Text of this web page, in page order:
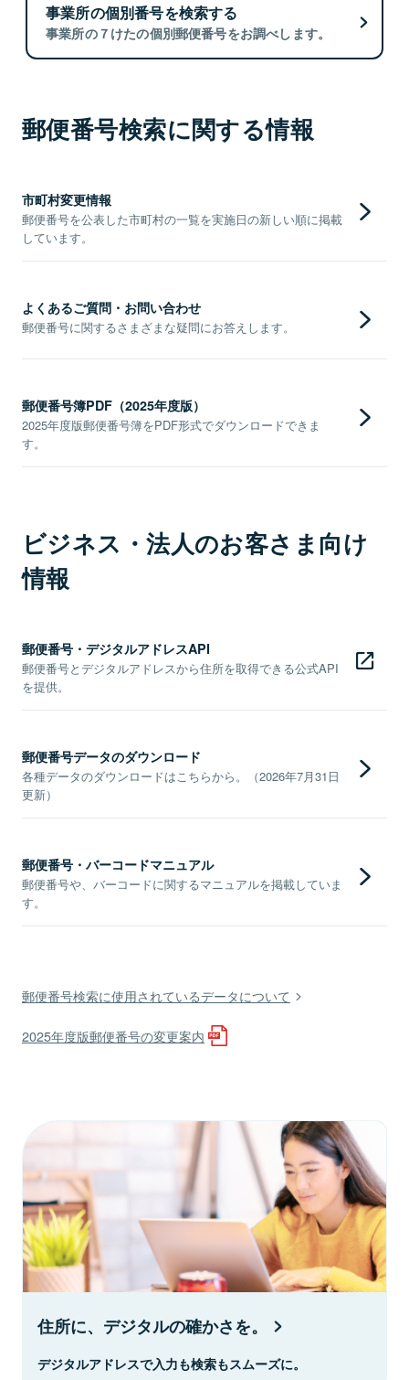
事業所の個別番号を検索する
事業所の７けたの個別郵便番号をお調べします。
郵便番号検索に関する情報
市町村変更情報
郵便番号を公表した市町村の一覧を実施日の新しい順に掲載
しています。
よくあるご質問・お問い合わせ
郵便番号に関するさまざまな疑問にお答えします。
郵便番号簿PDF（2025年度版）
2025年度版郵便番号簿をPDF形式でダウンロードできま
す。
ビジネス・法人のお客さま向け
情報
郵便番号・デジタルアドレスAPI
郵便番号とデジタルアドレスから住所を取得できる公式API
を提供。
郵便番号データのダウンロード
各種データのダウンロードはこちらから。（2026年7月31日
更新）
郵便番号・バーコードマニュアル
郵便番号や、バーコードに関するマニュアルを掲載していま
す。
郵便番号検索に使用されているデータについて
2025年度版郵便番号の変更案内
住所に、デジタルの確かさを。
デジタルアドレスで入力も検索もスムーズに。